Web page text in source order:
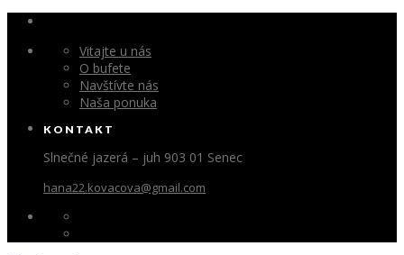
Vitajte u nás
O bufete
Navštívte nás
Naša ponuka
KONTAKT
Slnečné jazerá – juh 903 01 Senec
hana22.kovacova@gmail.com